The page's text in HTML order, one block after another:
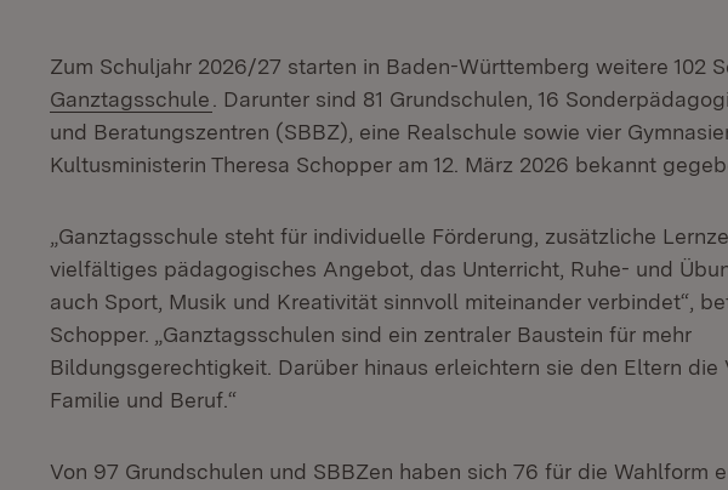
Zum Schuljahr 2026/27 starten in Baden-Württemberg weitere 102
Ganztagsschule (Öffnet in neuem Fenster)
. Darunter sind 81 Grundschulen, 16
und Beratungszentren (SBBZ), eine Realschule sowie vier
Kultusministerin Theresa Schopper am 12. März 2026 bekannt
„Ganztagsschule steht für individuelle Förderung, zusätzliche
vielfältiges pädagogisches Angebot, das Unterricht, Ruhe- und
auch Sport, Musik und Kreativität sinnvoll miteinander verbindet“,
Schopper. „Ganztagsschulen sind ein zentraler Baustein für mehr
Bildungsgerechtigkeit. Darüber hinaus erleichtern sie den Eltern die
Familie und Beruf.“
Von 97 Grundschulen und SBBZen haben sich 76 für die Wahlform